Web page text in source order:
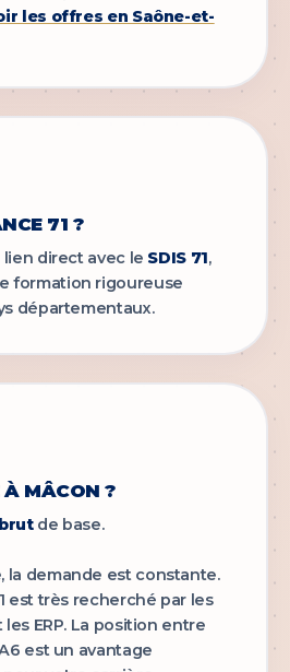
les offres en Saône-et-
71 ?
lien direct avec le SDIS 71,
formation rigoureuse
départementaux.
À MÂCON ?
de base.
la demande est constante.
est très recherché par les
ERP. La position entre
est un avantage